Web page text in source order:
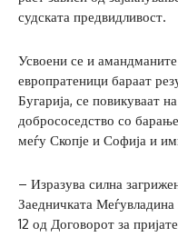
судската предвидливост.
Усвоени се и
европратеници бараат
Бугарија, се повикуваат
добрососедство со
меѓу Скопје и Софија и
– Изразува силна
Заедничката
12 од Договорот за